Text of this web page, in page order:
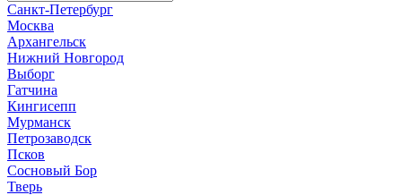
Санкт-Петербург
Москва
Архангельск
Нижний Новгород
Выборг
Гатчина
Кингисепп
Мурманск
Петрозаводск
Псков
Сосновый Бор
Тверь